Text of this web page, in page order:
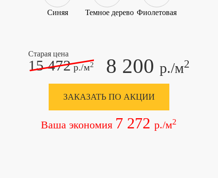
Синяя Темное дерево Фиолетовая
Старая цена
15 472р./м2 8 200 р./м2
ЗАКАЗАТЬ ПО АКЦИИ
Ваша экономия 7 272р./м2